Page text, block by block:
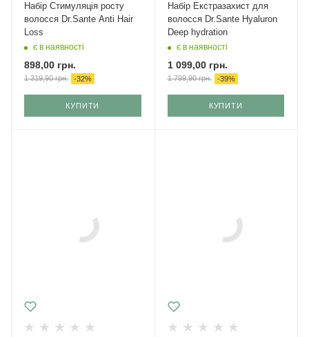
Набір Стимуляція росту
волосся Dr.Sante Anti Hair
Loss
є в наявності
898,00 грн.
1 319,90грн. -32%
КУПИТИ
Набір Екстразахист для
волосся Dr.Sante Hyaluron
Deep hydration
є в наявності
1 099,00грн.
1 799,90грн. -39%
КУПИТИ